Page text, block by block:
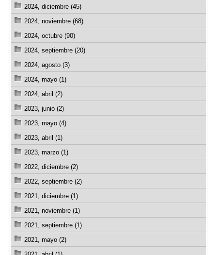
2024, diciembre (45)
2024, noviembre (68)
2024, octubre (90)
2024, septiembre (20)
2024, agosto (3)
2024, mayo (1)
2024, abril (2)
2023, junio (2)
2023, mayo (4)
2023, abril (1)
2023, marzo (1)
2022, diciembre (2)
2022, septiembre (2)
2021, diciembre (1)
2021, noviembre (1)
2021, septiembre (1)
2021, mayo (2)